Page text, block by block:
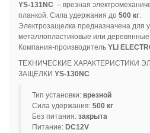
YS-131NC – врезная
планкой. Сила удержания до 500 кг.
Электрозащелка предназначена для
металлопластиковые или
Компания-производитель YLI
ТЕХНИЧЕСКИЕ ХАРАКТЕРИСТИКИ
ЗАЩЁЛКИ YS-130NC
Тип установки: врезной
Сила удержания: 500 кг
Без питания: закрыта
Питание: DC12V